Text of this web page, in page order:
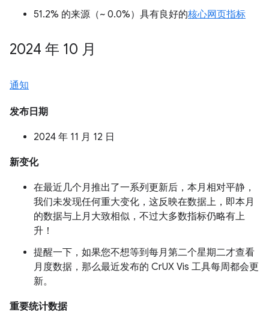
51.2% 的来源（~ 0.0%）具有良好的核心网页指标
2024 年 10 月
通知
发布日期
2024 年 11 月 12 日
新变化
在最近几个月推出了一系列更新后，本月相对平静，
我们未发现任何重大变化，这反映在数据上，即本月
的数据与上月大致相似，不过大多数指标仍略有上
升！
提醒一下，如果您不想等到每月第二个星期二才查看
月度数据，那么最近发布的 CrUX Vis 工具每周都会更
新。
重要统计数据